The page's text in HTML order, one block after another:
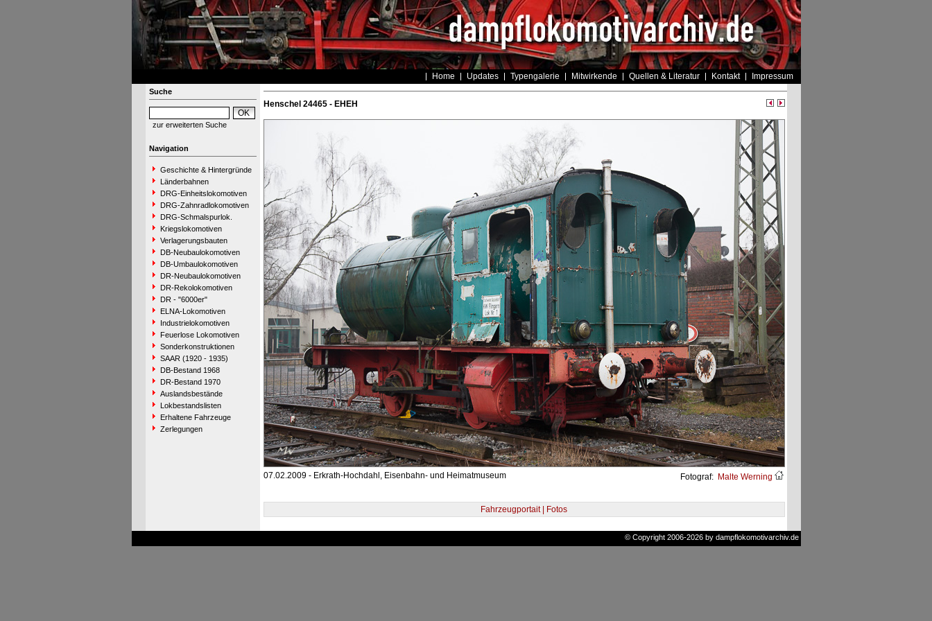
Home Updates Typengalerie Mitwirkende Quellen & Literatur Kontakt Impressum
Suche
zur erweiterten Suche
Navigation
Geschichte & Hintergründe
Länderbahnen
DRG-Einheitslokomotiven
DRG-Zahnradlokomotiven
DRG-Schmalspurlok.
Kriegslokomotiven
Verlagerungsbauten
DB-Neubaulokomotiven
DB-Umbaulokomotiven
DR-Neubaulokomotiven
DR-Rekolokomotiven
DR - "6000er"
ELNA-Lokomotiven
Industrielokomotiven
Feuerlose Lokomotiven
Sonderkonstruktionen
SAAR (1920 - 1935)
DB-Bestand 1968
DR-Bestand 1970
Auslandsbestände
Lokbestandslisten
Erhaltene Fahrzeuge
Zerlegungen
Henschel 24465 - EHEH
07.02.2009 - Erkrath-Hochdahl, Eisenbahn- und Heimatmuseum Fotograf: Malte Werning
Fahrzeugportait | Fotos
© Copyright 2006-2026 by dampflokomotivarchiv.de